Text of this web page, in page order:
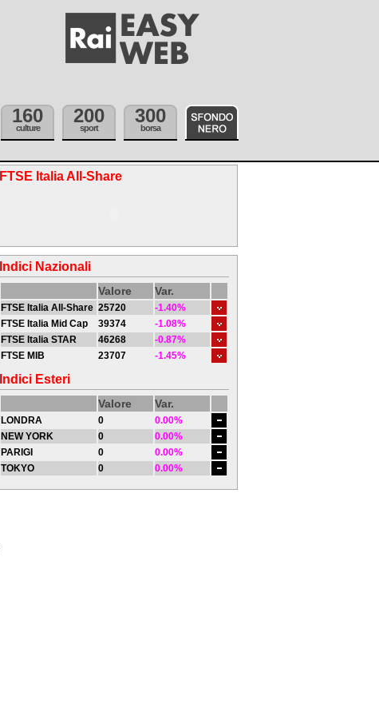
160
culture
200
sport
300
borsa
FTSE Italia All-Share
Indici Nazionali
Valore Var.
FTSE Italia All-Share 25720
-1.40%
FTSE Italia Mid Cap
39374
-1.08%
FTSE Italia STAR
46268
-0.87%
FTSE MIB
23707 -1.45%
Indici Esteri
Valore Var.
LONDRA 0
0.00%
NEW YORK
0
0.00%
PARIGI
0
0.00%
TOKYO
0 0.00%